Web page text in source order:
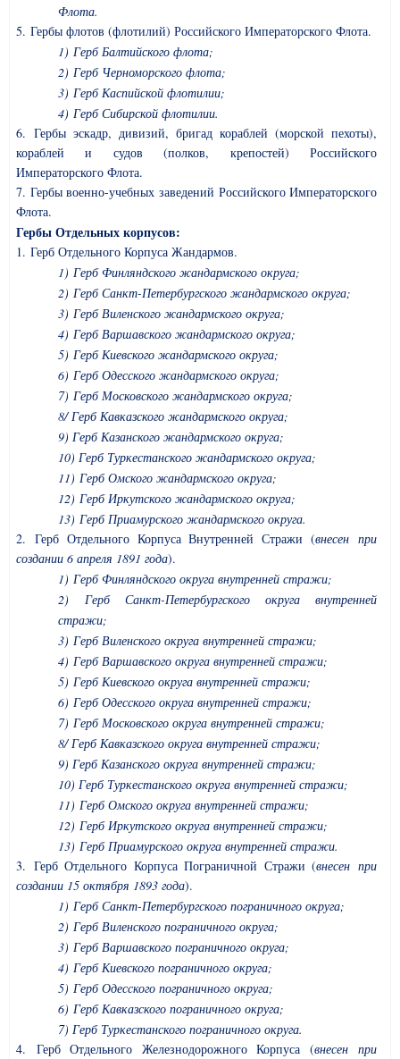
Флота.
5. Гербы флотов (флотилий) Российского Императорского Флота.
1) Герб Балтийского флота;
2) Герб Черноморского флота;
3) Герб Каспийской флотилии;
4) Герб Сибирской флотилии.
6. Гербы эскадр, дивизий, бригад кораблей (морской пехоты),
кораблей и судов (полков, крепостей) Российского
Императорского Флота.
7. Гербы военно-учебных заведений Российского Императорского
Флота.
Гербы Отдельных корпусов:
1. Герб Отдельного Корпуса Жандармов.
1) Герб Финляндского жандармского округа;
2) Герб Санкт-Петербургского жандармского округа;
3) Герб Виленского жандармского округа;
4) Герб Варшавского жандармского округа;
5) Герб Киевского жандармского округа;
6) Герб Одесского жандармского округа;
7) Герб Московского жандармского округа;
8/ Герб Кавказского жандармского округа;
9) Герб Казанского жандармского округа;
10) Герб Туркестанского жандармского округа;
11) Герб Омского жандармского округа;
12) Герб Иркутского жандармского округа;
13) Герб Приамурского жандармского округа.
2. Герб Отдельного Корпуса Внутренней Стражи (внесен при
создании 6 апреля 1891 года).
1) Герб Финляндского округа внутренней стражи;
2) Герб Санкт-Петербургского округа внутренней
стражи;
3) Герб Виленского округа внутренней стражи;
4) Герб Варшавского округа внутренней стражи;
5) Герб Киевского округа внутренней стражи;
6) Герб Одесского округа внутренней стражи;
7) Герб Московского округа внутренней стражи;
8/ Герб Кавказского округа внутренней стражи;
9) Герб Казанского округа внутренней стражи;
10) Герб Туркестанского округа внутренней стражи;
11) Герб Омского округа внутренней стражи;
12) Герб Иркутского округа внутренней стражи;
13) Герб Приамурского округа внутренней стражи.
3. Герб Отдельного Корпуса Пограничной Стражи (внесен при
создании 15 октября 1893 года).
1) Герб Санкт-Петербургского пограничного округа;
2) Герб Виленского пограничного округа;
3) Герб Варшавского пограничного округа;
4) Герб Киевского пограничного округа;
5) Герб Одесского пограничного округа;
6) Герб Кавказского пограничного округа;
7) Герб Туркестанского пограничного округа.
4. Герб Отдельного Железнодорожного Корпуса (внесен при